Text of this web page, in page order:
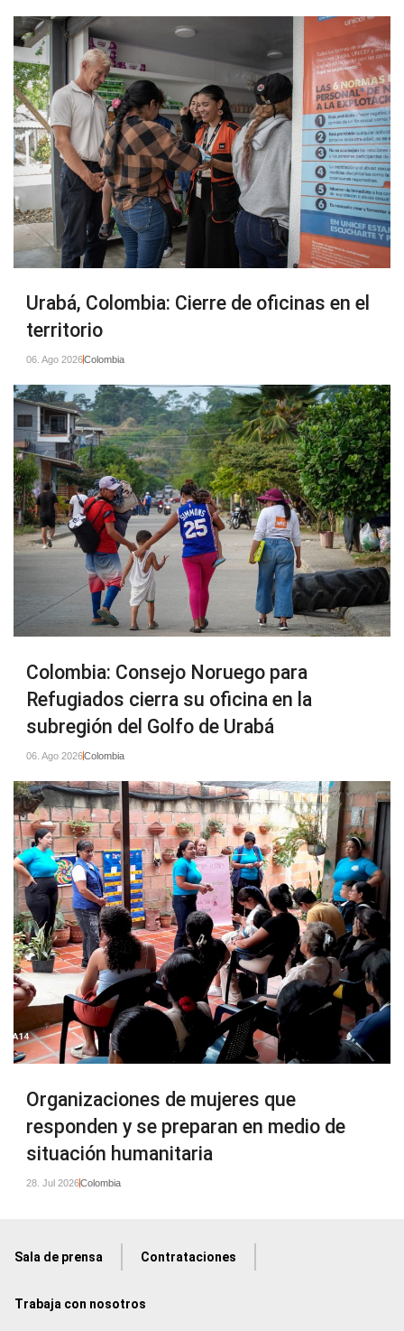
Correo: mivozcuenta@nrc.no
Urabá, Colombia: Cierre de oficinas en el
territorio
06. Ago 2026Colombia
Colombia: Consejo Noruego para
Refugiados cierra su oficina en la
subregión del Golfo de Urabá
06. Ago 2026Colombia
Organizaciones de mujeres que
responden y se preparan en medio de
situación humanitaria
28. Jul 2026Colombia
Sala de prensa Contrataciones
Trabaja con nosotros